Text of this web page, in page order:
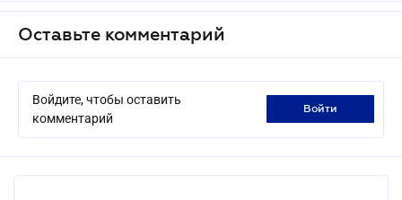
Оставьте комментарий
Войдите, чтобы оставить
комментарий
войти